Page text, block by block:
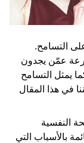
التسامح.
عمّن يجدون
يمثل التسامح
في هذا المقال
النفسية
بالأسباب التي